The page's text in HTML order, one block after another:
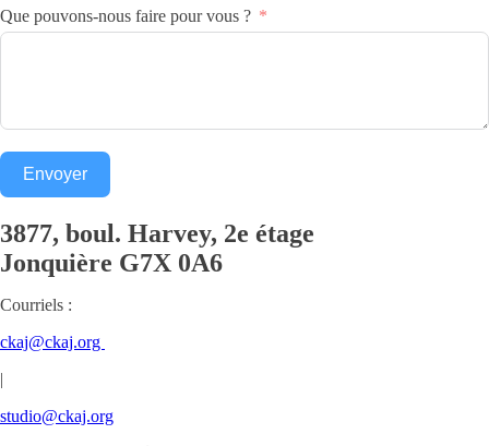
Que pouvons-nous faire pour vous ?
Envoyer
3877, boul. Harvey, 2e étage
Jonquière G7X 0A6
Courriels :
ckaj@ckaj.org
|
studio@ckaj.org